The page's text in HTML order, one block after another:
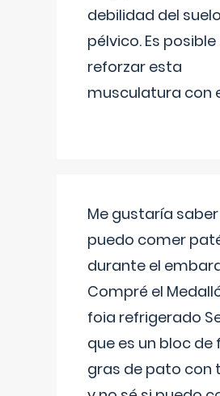
debilidad del suelo
pélvico. Es posible
reforzar esta
musculatura con
Me gustaría saber
puedo comer
durante el
Compré el
foia refrigerado
que es un bloc de
gras de pato con